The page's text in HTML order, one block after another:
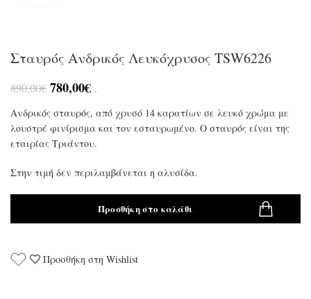
Σταυρός Ανδρικός Λευκόχρυσος TSW6226
890,00€ 780,00€ .
Ανδρικός σταυρός, από χρυσό 14 καρατίων σε λευκό χρώμα με
λουστρέ φινίρισμα και τον εσταυρωμένο. Ο σταυρός είναι της
εταιρίας Τριάντου.
Στην τιμή δεν περιλαμβάνεται η αλυσίδα.
Προσθήκη στο καλάθι
Προσθήκη στη Wishlist